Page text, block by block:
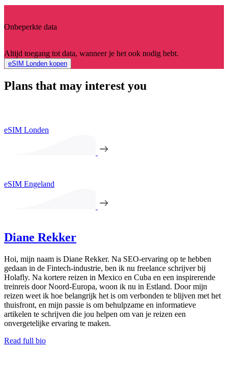
Onbeperkte data
Altijd toegang tot data, wanneer je het ook nodig hebt.
eSIM Londen kopen
Plans that may interest you
eSIM Londen
eSIM Engeland
Diane Rekker
Hoi, mijn naam is Diane Rekker. Na SEO-ervaring op te hebben
gedaan in de Fintech-industrie, ben ik nu freelance schrijver bij
Holafly. Na kortere reizen in Mexico en Cuba en een inspirerende
treinreis door Noord-Europa, woon ik nu in Estland. Door mijn
reizen weet ik hoe belangrijk het is om verbonden te blijven met het
thuisfront, en mijn passie is om behulpzame en informatieve
artikelen te schrijven die jou helpen om van je reizen een
onvergetelijke ervaring te maken.
Read full bio